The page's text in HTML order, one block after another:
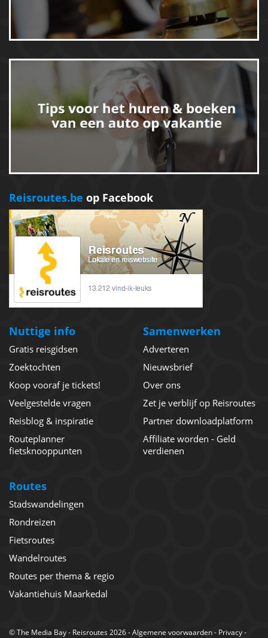
Reisroutes.be op Facebook
Nuttige info
Gratis reisgidsen
Zoektochten
Koop vooraf je tickets!
Veelgestelde vragen
Reisblog & inspiratie
Routeplanner
fietsknooppunten
Samenwerken
Adverteren
Nieuwsbrief
Over ons
Zet je verblijf op Reisroutes
Partner downloadplatform
Affiliate worden - Geld
verdienen
Routes
Stadswandelingen
Rondreizen
Fietsroutes
Wandelroutes
Routes per thema & regio
Vakantiehuis Maarkedal
©The Media Bay- Reisroutes 2026 -Algemene voorwaarden- Privacy-